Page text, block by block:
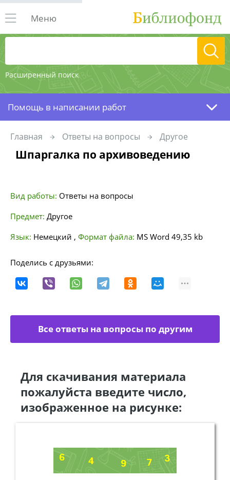
Расширенный поиск
Меню
Помощь в написании работ
Главная Ответы на вопросы Другое
Шпаргалка по архивоведению
Вид работы: Ответы на вопросы
Предмет: Другое
Язык: Немецкий , Формат файла: MS Word 49,35 kb
Поделись с друзьями:
Все ответы на вопросы по другим
Для скачивания материала
пожалуйста введите число,
изображенное на рисунке: